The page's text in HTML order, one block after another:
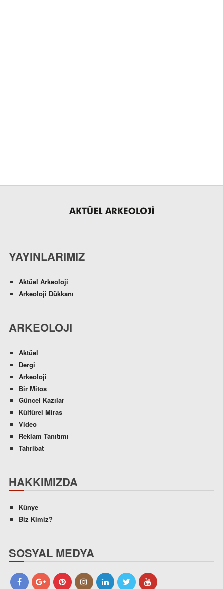
YAYINLARIMIZ
Aktüel Arkeoloji
Arkeoloji Dükkanı
ARKEOLOJI
Aktüel
Dergi
Arkeoloji
Bir Mitos
Güncel Kazılar
Kültürel Miras
Video
Reklam Tanıtımı
Tahribat
HAKKIMIZDA
Künye
Biz Kimiz?
SOSYAL MEDYA